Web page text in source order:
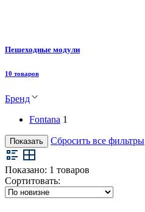
Пешеходные модули
10 товаров
Бренд
Fontana 1
Показать Сбросить все фильтры
Показано: 1 товаров
Сортитовать: